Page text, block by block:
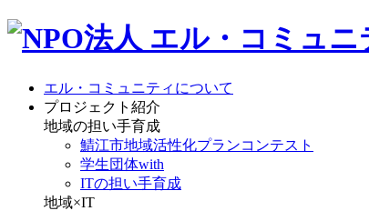
エル・コミュニティについて
プロジェクト紹介
地域の担い手育成
鯖江市地域活性化プランコンテスト
学生団体with
ITの担い手育成
地域×IT